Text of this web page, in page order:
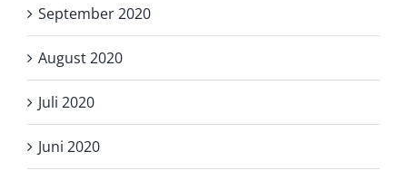
September 2020
August 2020
Juli 2020
Juni 2020